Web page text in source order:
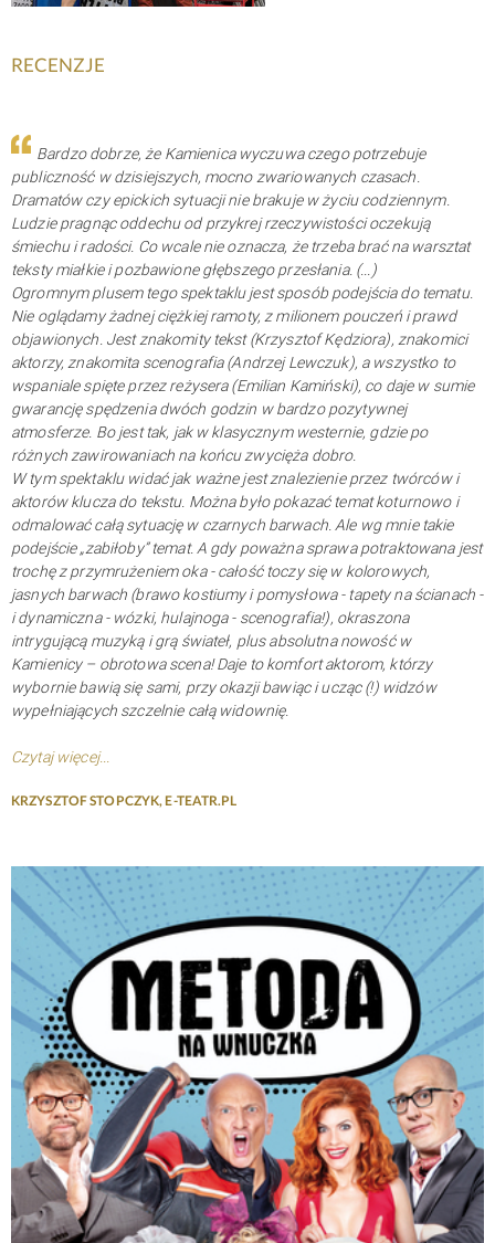
RECENZJE
Bardzo dobrze, że Kamienica wyczuwa czego potrzebuje
publiczność w dzisiejszych, mocno zwariowanych czasach.
Dramatów czy epickich sytuacji nie brakuje w życiu codziennym.
Ludzie pragnąc oddechu od przykrej rzeczywistości oczekują
śmiechu i radości. Co wcale nie oznacza, że trzeba brać na warsztat
teksty miałkie i pozbawione głębszego przesłania. (...)
Ogromnym plusem tego spektaklu jest sposób podejścia do tematu.
Nie oglądamy żadnej ciężkiej ramoty, z milionem pouczeń i prawd
objawionych. Jest znakomity tekst (Krzysztof Kędziora), znakomici
aktorzy, znakomita scenografia (Andrzej Lewczuk), a wszystko to
wspaniale spięte przez reżysera (Emilian Kamiński), co daje w sumie
gwarancję spędzenia dwóch godzin w bardzo pozytywnej
atmosferze. Bo jest tak, jak w klasycznym westernie, gdzie po
różnych zawirowaniach na końcu zwycięża dobro.
W tym spektaklu widać jak ważne jest znalezienie przez twórców i
aktorów klucza do tekstu. Można było pokazać temat koturnowo i
odmalować całą sytuację w czarnych barwach. Ale wg mnie takie
podejście „zabiłoby” temat. A gdy poważna sprawa potraktowana jest
trochę z przymrużeniem oka - całość toczy się w kolorowych,
jasnych barwach (brawo kostiumy i pomysłowa - tapety na ścianach -
i dynamiczna - wózki, hulajnoga - scenografia!), okraszona
intrygującą muzyką i grą świateł, plus absolutna nowość w
Kamienicy – obrotowa scena! Daje to komfort aktorom, którzy
wybornie bawią się sami, przy okazji bawiąc i ucząc (!) widzów
wypełniających szczelnie całą widownię.
Czytaj więcej...
KRZYSZTOF STOPCZYK, E-TEATR.PL